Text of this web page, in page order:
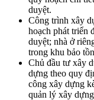
duyệt.
Công trình xây
hoạch phát triển
duyệt; nhà ở
trong khu bảo
Chủ đầu tư xây
dựng theo quy
công xây dựng
quản lý xây